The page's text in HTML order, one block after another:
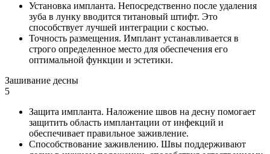
Установка импланта. Непосредственно после удаления
зуба в лунку вводится титановый штифт. Это
способствует лучшей интеграции с костью.
Точность размещения. Имплант устанавливается в
строго определенное место для обеспечения его
оптимальной функции и эстетики.
Зашивание десны
5
Защита импланта. Наложение швов на десну помогает
защитить область имплантации от инфекций и
обеспечивает правильное заживление.
Способствование заживлению. Швы поддерживают